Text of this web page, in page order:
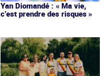
Yan Diomandé : « Ma vie,
c’est prendre des risques »